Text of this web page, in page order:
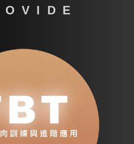
O V I D E